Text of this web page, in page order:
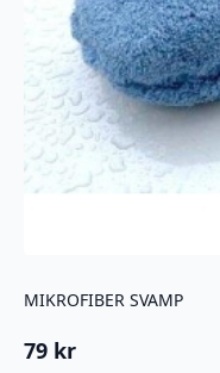
MIKROFIBER SVAMP
79 kr